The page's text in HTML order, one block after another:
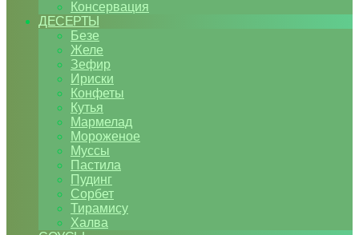
Консервация
ДЕСЕРТЫ
Безе
Желе
Зефир
Ириски
Конфеты
Кутья
Мармелад
Мороженое
Муссы
Пастила
Пудинг
Сорбет
Тирамису
Халва